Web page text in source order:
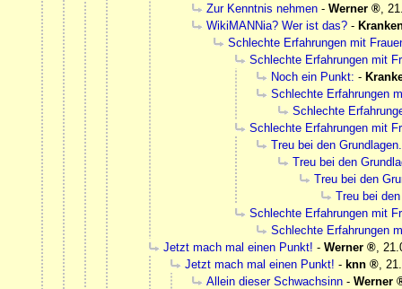
Zur Kenntnis nehmen - Werner
WikiMANNia? Wer ist das? -
Schlechte Erfahrungen mit
Schlechte Erfahrungen mit
Noch ein Punkt: -
Schlechte Erfahrungen
Schlechte
Schlechte Erfahrungen mit
Treu bei den Grundlagen.
Treu bei den
Treu bei den
Treu bei
Schlechte Erfahrungen mit
Schlechte Erfahrungen
Jetzt mach mal einen Punkt! - Werner
Jetzt mach mal einen Punkt! - knn
Allein dieser Schwachsinn - Werner